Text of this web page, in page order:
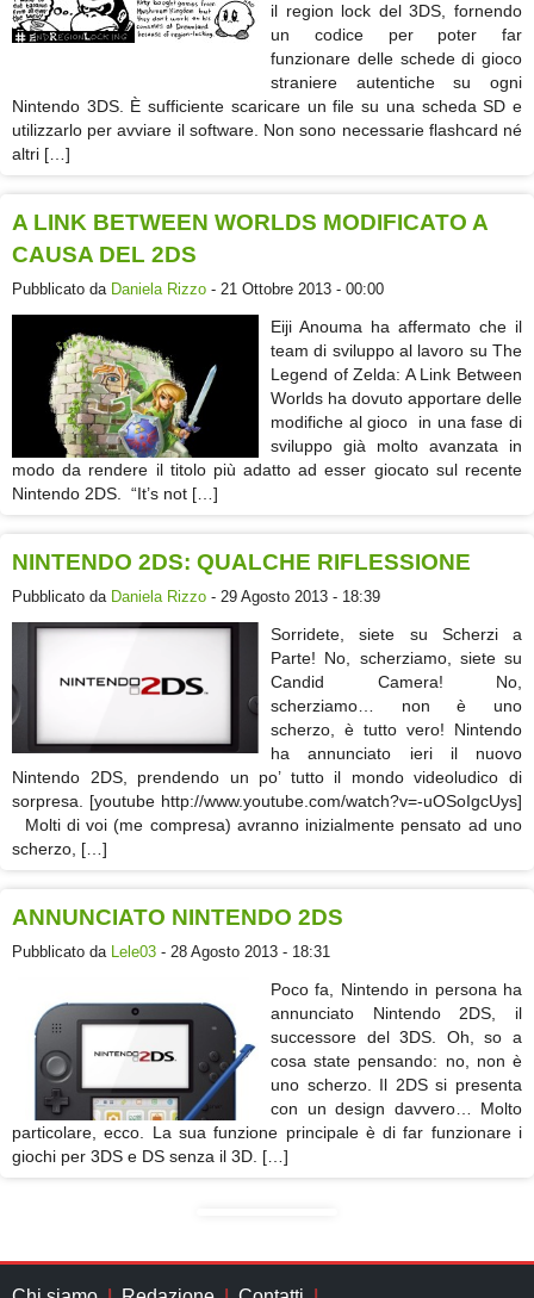
il region lock del 3DS, fornendo
un codice per poter far
funzionare delle schede di gioco
straniere autentiche su ogni
Nintendo 3DS. È sufficiente scaricare un file su una scheda SD e
utilizzarlo per avviare il software. Non sono necessarie flashcard né
altri […]
A LINK BETWEEN WORLDS MODIFICATO A
CAUSA DEL 2DS
Pubblicato da Daniela Rizzo - 21 Ottobre 2013 - 00:00
Eiji Anouma ha affermato che il
team di sviluppo al lavoro su The
Legend of Zelda: A Link Between
Worlds ha dovuto apportare delle
modifiche al gioco in una fase di
sviluppo già molto avanzata in
modo da rendere il titolo più adatto ad esser giocato sul recente
Nintendo 2DS. “It’s not […]
NINTENDO 2DS: QUALCHE RIFLESSIONE
Pubblicato da Daniela Rizzo - 29 Agosto 2013 - 18:39
Sorridete, siete su Scherzi a
Parte! No, scherziamo, siete su
Candid Camera! No,
scherziamo… non è uno
scherzo, è tutto vero! Nintendo
ha annunciato ieri il nuovo
Nintendo 2DS, prendendo un po’ tutto il mondo videoludico di
sorpresa. [youtube http://www.youtube.com/watch?v=-uOSoIgcUys]
Molti di voi (me compresa) avranno inizialmente pensato ad uno
scherzo, […]
ANNUNCIATO NINTENDO 2DS
Pubblicato da Lele03 - 28 Agosto 2013 - 18:31
Poco fa, Nintendo in persona ha
annunciato Nintendo 2DS, il
successore del 3DS. Oh, so a
cosa state pensando: no, non è
uno scherzo. Il 2DS si presenta
con un design davvero… Molto
particolare, ecco. La sua funzione principale è di far funzionare i
giochi per 3DS e DS senza il 3D. […]